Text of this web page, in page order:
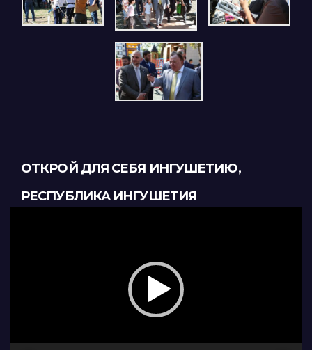
ОТКРОЙ ДЛЯ СЕБЯ ИНГУШЕТИЮ,
РЕСПУБЛИКА ИНГУШЕТИЯ